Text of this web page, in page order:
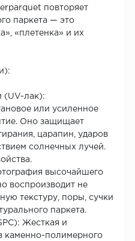
повторяет
паркета — это
«плетенка» и их
(UV-лак):
или усиленное
Оно защищает
царапин, ударов
солнечных лучей.
высочайшего
воспроизводит не
текстуру, поры, сучки
паркета.
Жесткая и
каменно-полимерного